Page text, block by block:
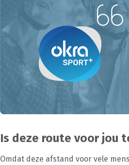
Is deze route voor jou
Omdat deze afstand voor vele